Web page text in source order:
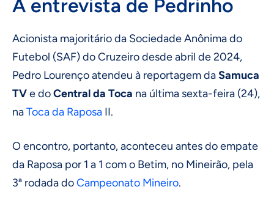
A entrevista de Pedrinho
Acionista majoritário da Sociedade Anônima do
Futebol (SAF) do Cruzeiro desde abril de 2024,
Pedro Lourenço atendeu à reportagem daSamuca
TVe doCentral da Toca na última sexta-feira (24),
naToca da Raposa II.
O encontro, portanto, aconteceu antes do empate
da Raposa por 1 a 1 com o Betim, no Mineirão, pela
3ª rodada doCampeonato Mineiro.